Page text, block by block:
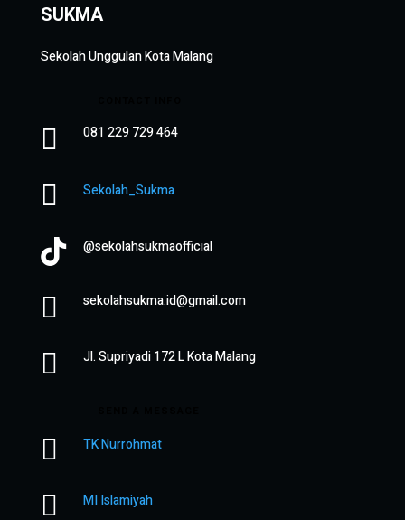
SUKMA
Sekolah Unggulan Kota Malang
 081 229 729 464
 Sekolah_Sukma
 @sekolahsukmaofficial
 sekolahsukma.id@gmail.com
 Jl. Supriyadi 172 L Kota Malang
 TK Nurrohmat
 MI Islamiyah